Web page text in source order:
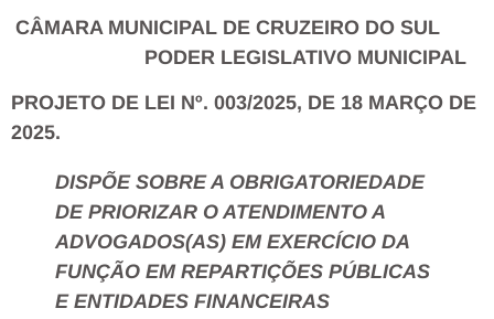
CÂMARA MUNICIPAL DE CRUZEIRO DO SUL
PODER LEGISLATIVO MUNICIPAL
PROJETO DE LEI Nº. 003/2025, DE 18 MARÇO DE
2025.
DISPÕE SOBRE A OBRIGATORIEDADE
DE PRIORIZAR O ATENDIMENTO A
ADVOGADOS(AS) EM EXERCÍCIO DA
FUNÇÃO EM REPARTIÇÕES PÚBLICAS
E ENTIDADES FINANCEIRAS